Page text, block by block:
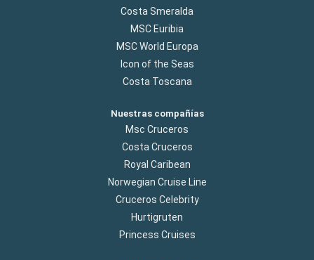
Costa Smeralda
MSC Euribia
MSC World Europa
Icon of the Seas
Costa Toscana
Nuestras compañías
Msc Cruceros
Costa Cruceros
Royal Caribean
Norwegian Cruise Line
Cruceros Celebrity
Hurtigruten
Princess Cruises